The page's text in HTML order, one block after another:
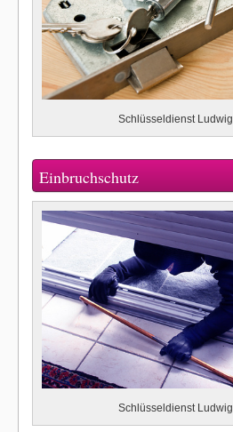
Schlüsseldienst Ludwig
Einbruchschutz
Schlüsseldienst Ludwig